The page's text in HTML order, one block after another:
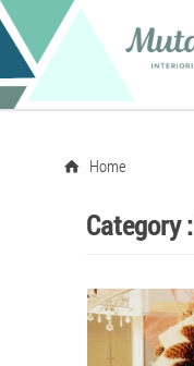
Home
Category :